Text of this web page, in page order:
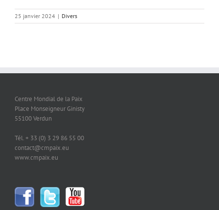
25 janvier 2024 | Divers
Centre Mondial de la Paix
Place Monseigneur Ginisty
55100 Verdun
Tél. + 33 (0) 3 29 86 55 00
contact@cmpaix.eu
www.cmpaix.eu